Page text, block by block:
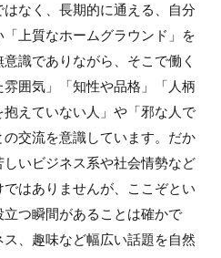
なく、長期的に通える、自分
上質なホームグラウンド」を
識でありながら、そこで働く
囲気」「知性や品格」「人柄
えていない人」や「邪な人で
交流を意識しています。だか
いビジネス系や社会情勢など
はありませんが、ここぞとい
つ瞬間があることは確かで
、趣味など幅広い話題を自然